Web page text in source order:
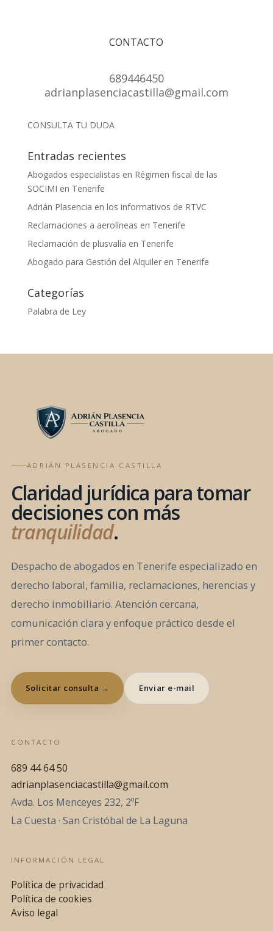
CONTACTO
689446450
adrianplasenciacastilla@gmail.com
CONSULTA TU DUDA
Entradas recientes
Abogados especialistas en Régimen fiscal de las
SOCIMI en Tenerife
Adrián Plasencia en los informativos de RTVC
Reclamaciones a aerolíneas en Tenerife
Reclamación de plusvalía en Tenerife
Abogado para Gestión del Alquiler en Tenerife
Categorías
Palabra de Ley
ADRIÁN PLASENCIA CASTILLA
Claridad jurídica para tomar
decisiones con más
tranquilidad.
Despacho de abogados en Tenerife especializado en
derecho laboral, familia, reclamaciones, herencias y
derecho inmobiliario. Atención cercana,
comunicación clara y enfoque práctico desde el
primer contacto.
Solicitar consulta → Enviar e-mail
CONTACTO
689 44 64 50
adrianplasenciacastilla@gmail.com
Avda. Los Menceyes 232, 2ºF
La Cuesta · San Cristóbal de La Laguna
INFORMACIÓN LEGAL
Política de privacidad
Política de cookies
Aviso legal